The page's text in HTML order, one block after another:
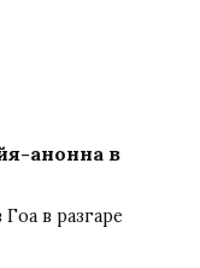
анонна в
в разгаре